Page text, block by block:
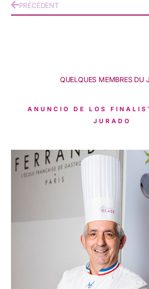
PRÉCÉDENT
QUELQUES MEMBRES DU
ANUNCIO DE LOS
JURADO